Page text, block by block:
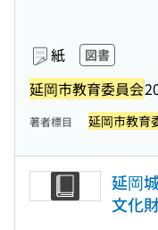
紙 図書
延岡市教育委員会
著者標目 延岡市教育
延岡
文化